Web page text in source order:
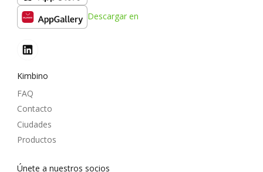
Descargar en
Kimbino
FAQ
Contacto
Ciudades
Productos
Únete a nuestros socios